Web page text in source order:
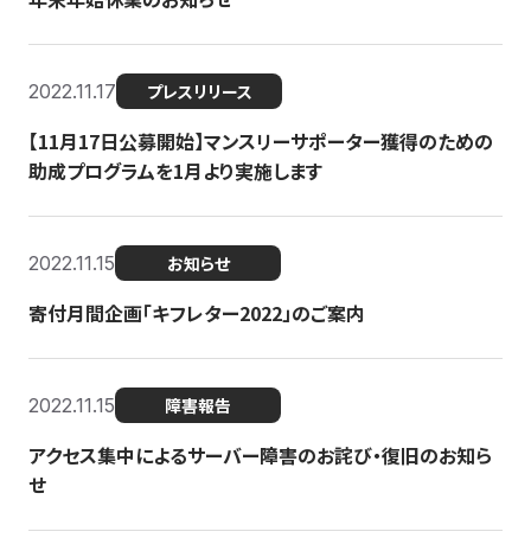
2022.11.17 プレスリリース
【11月17日公募開始】マンスリーサポーター獲得のための
助成プログラムを1月より実施します
2022.11.15 お知らせ
寄付月間企画「キフレター2022」のご案内
2022.11.15 障害報告
アクセス集中によるサーバー障害のお詫び・復旧のお知ら
せ